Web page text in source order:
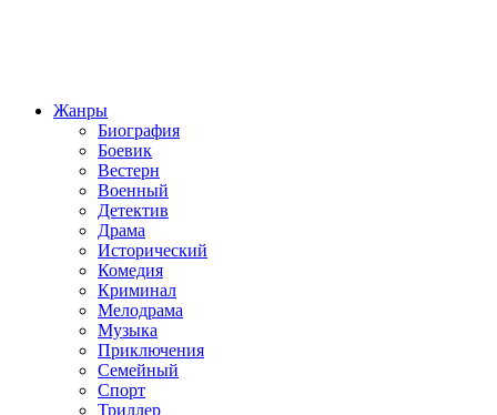
Жанры
Биография
Боевик
Вестерн
Военный
Детектив
Драма
Исторический
Комедия
Криминал
Мелодрама
Музыка
Приключения
Семейный
Спорт
Триллер